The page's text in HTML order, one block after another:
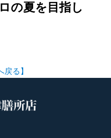
の夏を目指し
戻る】